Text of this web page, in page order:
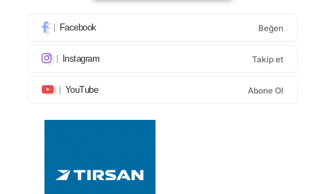
Facebook Beğen
Instagram Takip et
YouTube Abone Ol